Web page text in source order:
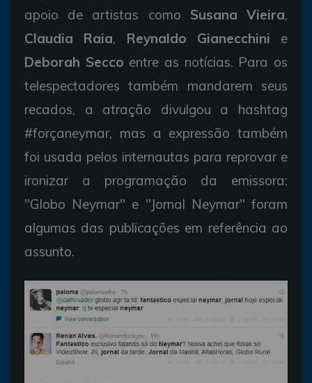
apoio de artistas como Susana Vieira,
Claudia Raia, Reynaldo Gianecchini e
Deborah Secco entre as notícias. Para os
telespectadores também mandarem seus
recados, a atração divulgou a hashtag
#forçaneymar, mas a expressão também
foi usada pelos internautas para reprovar e
ironizar a programação da emissora:
"Globo Neymar" e "Jornal Neymar" foram
algumas das publicações em referência ao
assunto.